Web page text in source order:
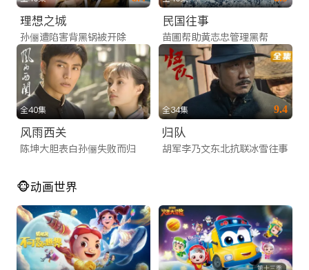
理想之城
孙俪遭陷害背黑锅被开除
全40集
风雨西关
陈坤大胆表白孙俪失败而归
民国往事
苗圃帮助黄志忠管理黑帮
全34集 9.4
归队
胡军李乃文东北抗联冰雪往事
🐵动画世界